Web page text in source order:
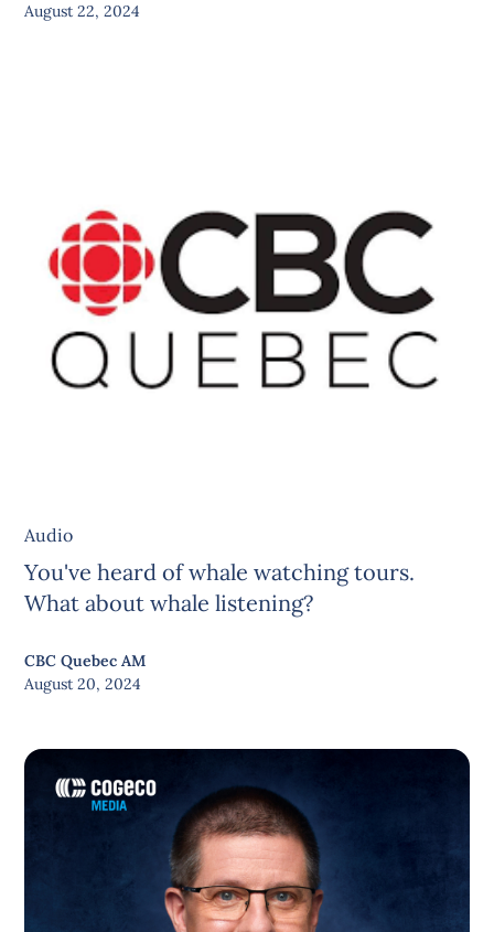
August 22, 2024
Audio
You've heard of whale watching tours.
What about whale listening?
CBC Quebec AM
August 20, 2024